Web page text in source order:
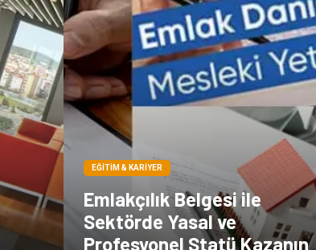
EĞITIM & KARIYER
Emlakçılık Belgesi ile
Sektörde Yasal ve
Profesyonel Statü Kazanın